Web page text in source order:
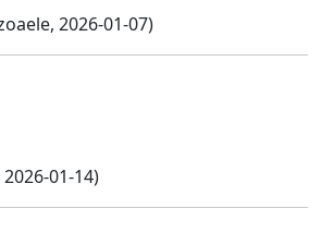
2026-01-07)
01-14)